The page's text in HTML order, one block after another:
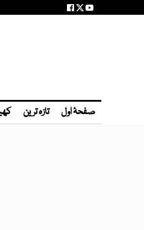
صفحۂ اول تازہ ترین